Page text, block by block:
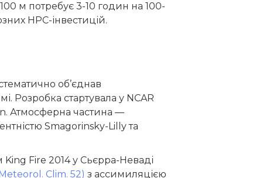
м потребує 3-10 годин на 100-
HPC-інвестицій.
об’єднав
стартувала у NCAR
Атмосферна частина —
Smagorinsky-Lilly та
King Fire 2014 у Сьєрра-Неваді
Clim. 52) з ассимиляцією